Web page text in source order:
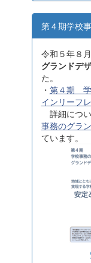
第４期学校
令和５年８
グランドデ
た。
・ 第４期 学
インリーフ
詳細につ
事務のグラ
ています。